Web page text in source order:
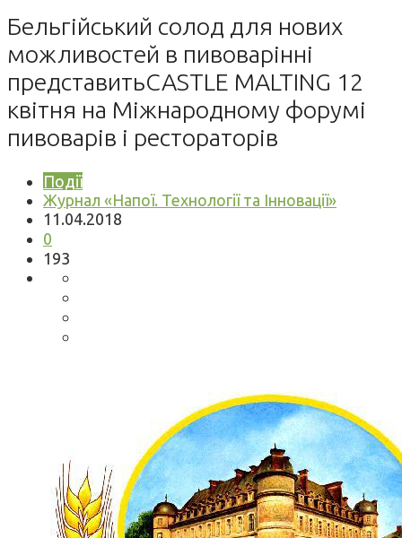
Бельгійський солод для нових
можливостей в пивоварінні
представитьCASTLE MALTING 12
квітня на Міжнародному форумі
пивоварів і рестораторів
Події
Журнал «Напої. Технології та Інновації»
11.04.2018
0
193